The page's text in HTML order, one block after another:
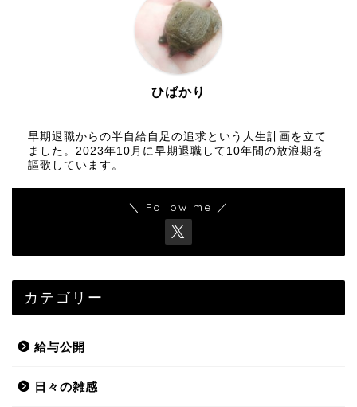
ひばかり
早期退職からの半自給自足の追求という人生計画を立て
ました。2023年10月に早期退職して10年間の放浪期を
謳歌しています。
＼ Follow me ／
カテゴリー
給与公開
日々の雑感